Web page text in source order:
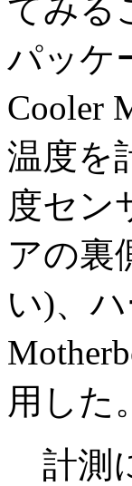
てみる
パッケ
Cooler
温度を
度セン
アの裏
い)、
用した。
計測